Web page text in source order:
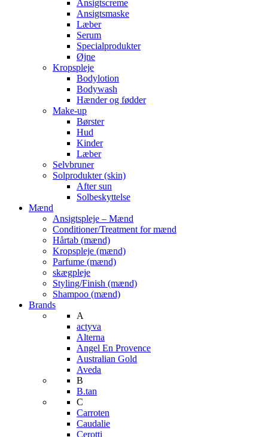
Ansigtscreme
Ansigtsmaske
Læber
Serum
Specialprodukter
Øjne
Kropspleje
Bodylotion
Bodywash
Hænder og fødder
Make-up
Børster
Hud
Kinder
Læber
Selvbruner
Solprodukter (skin)
After sun
Solbeskyttelse
Mænd
Ansigtspleje – Mænd
Conditioner/Treatment for mænd
Hårtab (mænd)
Kropspleje (mænd)
Parfume (mænd)
skægpleje
Styling/Finish (mænd)
Shampoo (mænd)
Brands
A
actyva
Alterna
Angel En Provence
Australian Gold
Aveda
B
B.tan
C
Carroten
Caudalie
Cerotti